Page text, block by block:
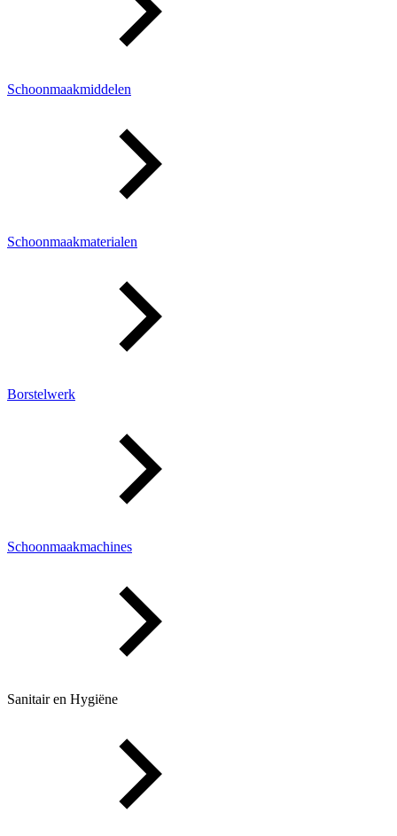
Schoonmaakmiddelen
Schoonmaakmaterialen
Borstelwerk
Schoonmaakmachines
Sanitair en Hygiëne